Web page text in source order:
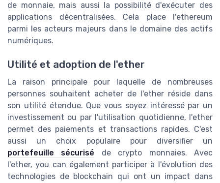
de monnaie, mais aussi la possibilité d'exécuter des
applications décentralisées. Cela place l'ethereum
parmi les acteurs majeurs dans le domaine des actifs
numériques.
Utilité et adoption de l'ether
La raison principale pour laquelle de nombreuses
personnes souhaitent acheter de l'ether réside dans
son utilité étendue. Que vous soyez intéressé par un
investissement ou par l'utilisation quotidienne, l'ether
permet des paiements et transactions rapides. C'est
aussi un choix populaire pour diversifier un
portefeuille sécurisé de crypto monnaies. Avec
l'ether, you can également participer à l'évolution des
technologies de blockchain qui ont un impact dans